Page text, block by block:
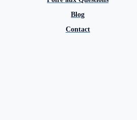
Blog
Contact